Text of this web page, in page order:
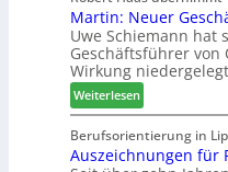
d
e
t
z
u
m
2
0
2
7
t
H
o
l
z
b
a
u
m
a
g
l
ä
d
t
z
Martin: Neuer
Uwe Schiemann hat
Geschäftsführer
Wirkung
Weiterlesen:
M
a
r
Berufsorientierung in
Auszeichnungen für